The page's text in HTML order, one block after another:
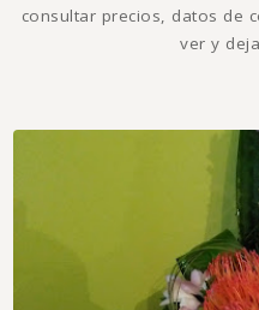
consultar precios, datos de
ver y